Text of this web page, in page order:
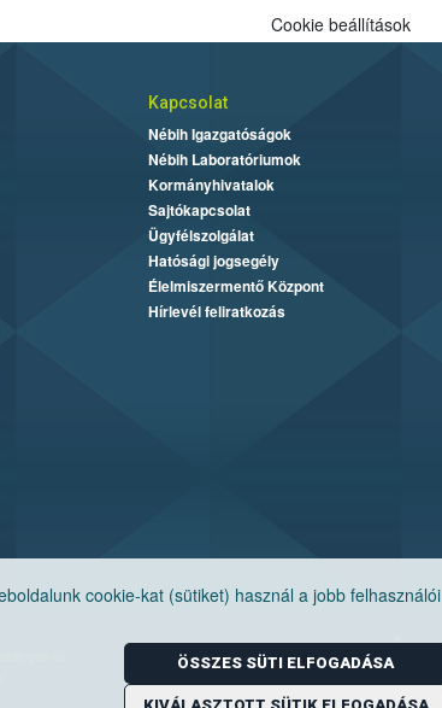
cookie-kat (sütiket) használ a jobb felhasználói
ÖSSZES SÜTI ELFOGADÁSA
Cookie beállítások
Kapcsolat
Nébih Igazgatóságok
Nébih Laboratóriumok
Kormányhivatalok
Sajtókapcsolat
Ügyfélszolgálat
Hatósági jogsegély
Élelmiszermentő Központ
Hírlevél feliratkozás